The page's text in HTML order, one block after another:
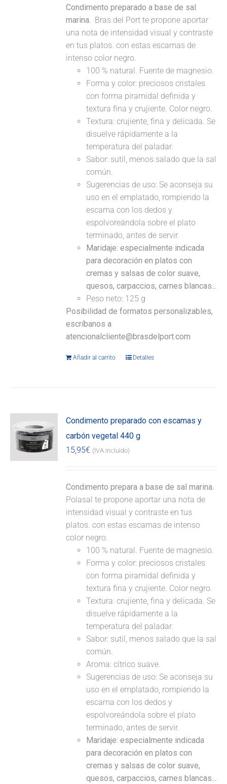
Condimento preparado a base de sal
marina. Bras del Port te propone aportar
una nota de intensidad visual y contraste
en tus platos. con estas escamas de
intenso color negro.
100 % natural. Fuente de magnesio.
Forma y color: preciosos cristales
con forma piramidal definida y
textura fina y crujiente. Color negro.
Textura: crujiente, fina y delicada. Se
disuelve rápidamente a la
temperatura del paladar.
Sabor: sutil, menos salado que la sal
común.
Sugerencias de uso: Se aconseja su
uso en el emplatado, rompiendo la
escama con los dedos y
espolvoreándola sobre el plato
terminado, antes de servir.
Maridaje: especialmente indicada
para decoración en platos con
cremas y salsas de color suave,
quesos, carpaccios, carnes blancas...
Peso neto: 125 g
Posibilidad de formatos personalizables,
escríbanos a
atencionalcliente@brasdelport.com
Añadir al carrito Detalles
Condimento preparado con escamas y
carbón vegetal 440 g
15,95€ (IVA incluido)
Condimento prepara a base de sal marina.
Polasal te propone aportar una nota de
intensidad visual y contraste en tus
platos. con estas escamas de intenso
color negro.
100 % natural. Fuente de magnesio.
Forma y color: preciosos cristales
con forma piramidal definida y
textura fina y crujiente. Color negro.
Textura: crujiente, fina y delicada. Se
disuelve rápidamente a la
temperatura del paladar.
Sabor: sutil, menos salado que la sal
común.
Aroma: cítrico suave.
Sugerencias de uso: Se aconseja su
uso en el emplatado, rompiendo la
escama con los dedos y
espolvoreándola sobre el plato
terminado, antes de servir.
Maridaje: especialmente indicada
para decoración en platos con
cremas y salsas de color suave,
quesos, carpaccios, carnes blancas...